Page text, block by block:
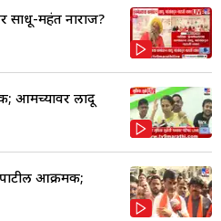
साधू-महंत नाराज?
आमच्यावर लादू
आक्रमक;